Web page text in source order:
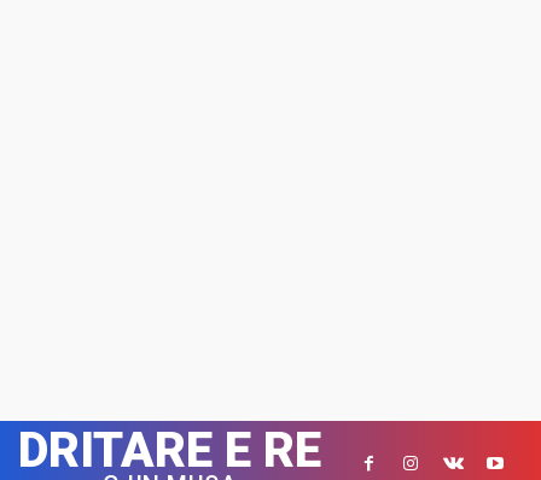
DRITARE E RE